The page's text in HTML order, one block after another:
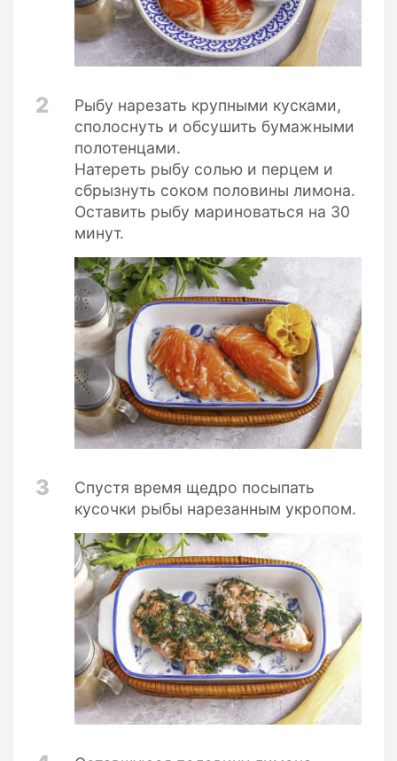
2
Рыбу нарезать крупными кусками,
сполоснуть и обсушить бумажными
полотенцами.
Натереть рыбу солью и перцем и
сбрызнуть соком половины лимона.
Оставить рыбу мариноваться на 30
минут.
3
Спустя время щедро посыпать
кусочки рыбы нарезанным укропом.